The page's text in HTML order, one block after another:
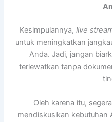
Kesimpulannya, live
untuk meningkatkan
Anda. Jadi, jangan
terlewatkan tanpa
Oleh karena itu,
mendiskusikan kebutuhan